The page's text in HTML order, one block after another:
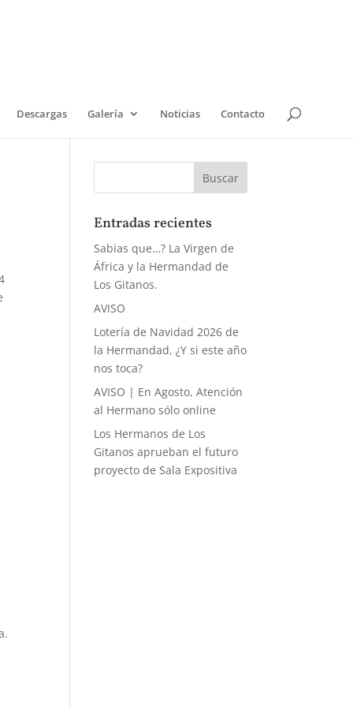
Descargas Galería Noticias Contacto
Entradas recientes
Sabias que…? La Virgen de
África y la Hermandad de
Los Gitanos.
AVISO
Lotería de Navidad 2026 de
la Hermandad, ¿Y si este año
nos toca?
AVISO | En Agosto, Atención
al Hermano sólo online
Los Hermanos de Los
Gitanos aprueban el futuro
proyecto de Sala Expositiva